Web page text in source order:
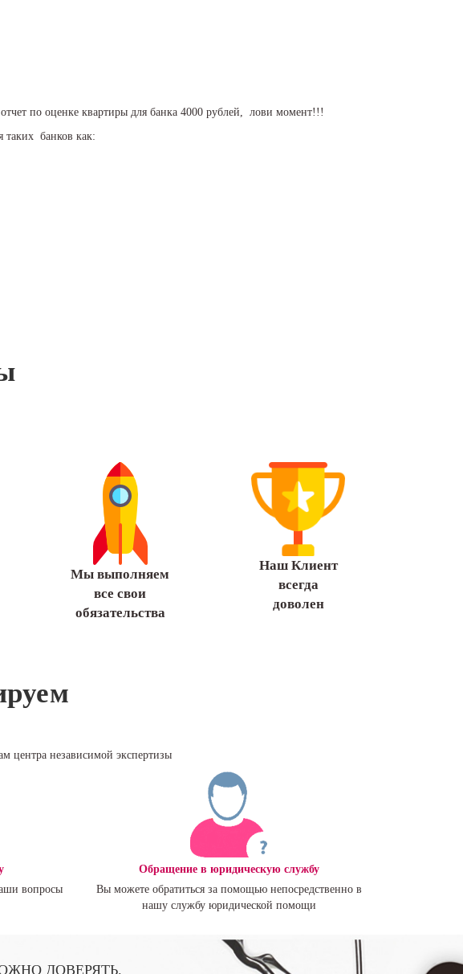
по оценке квартиры для банка 4000 рублей, лови момент!!!
таких банков как:
Мы выполняем
все свои
обязательства
Наш Клиент
всегда
доволен
центра независимой экспертизы
вопросы
Обращение в юридическую службу
Вы можете обратиться за помощью непосредственно в
нашу службу юридической помощи
ДОВЕРЯТЬ.